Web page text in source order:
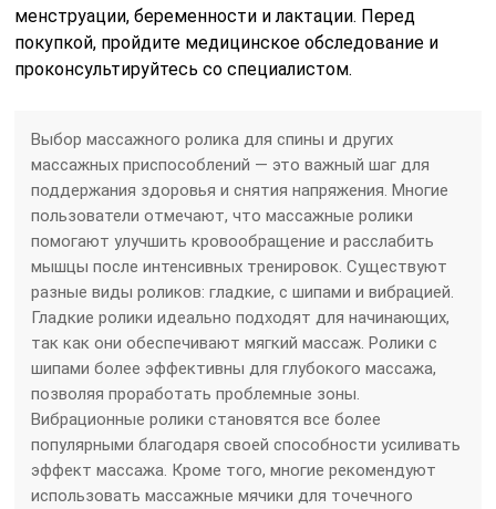
менструации, беременности и лактации. Перед
покупкой, пройдите медицинское обследование и
проконсультируйтесь со специалистом.
Выбор массажного ролика для спины и других
массажных приспособлений — это важный шаг для
поддержания здоровья и снятия напряжения. Многие
пользователи отмечают, что массажные ролики
помогают улучшить кровообращение и расслабить
мышцы после интенсивных тренировок. Существуют
разные виды роликов: гладкие, с шипами и вибрацией.
Гладкие ролики идеально подходят для начинающих,
так как они обеспечивают мягкий массаж. Ролики с
шипами более эффективны для глубокого массажа,
позволяя проработать проблемные зоны.
Вибрационные ролики становятся все более
популярными благодаря своей способности усиливать
эффект массажа. Кроме того, многие рекомендуют
использовать массажные мячики для точечного